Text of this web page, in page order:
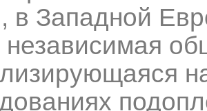
в Западной